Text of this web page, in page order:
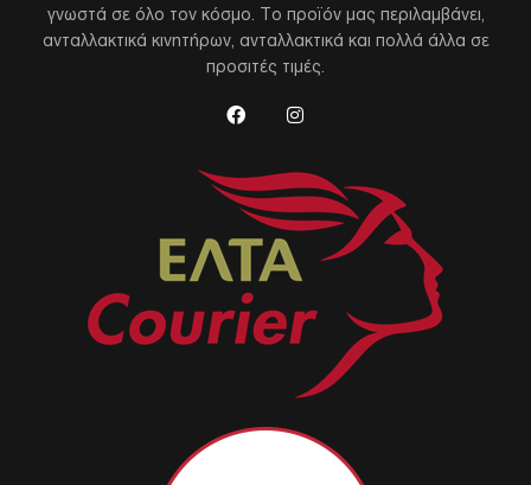
γνωστά σε όλο τον κόσμο. Το προϊόν μας περιλαμβάνει,
ανταλλακτικά κινητήρων, ανταλλακτικά και πολλά άλλα σε
προσιτές τιμές.